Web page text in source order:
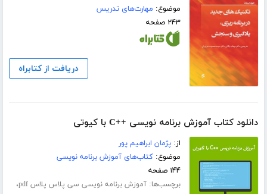
موضوع: مهارت‌های تدریس
۲۴۳ صفحه
دریافت از کتابراه
دانلود کتاب آموزش برنامه نویسی ++C با کیوتی
از:پژمان ابراهیم پور
موضوع:کتاب‌های آموزش برنامه نویسی
۱۴۴ صفحه
برچسب‌ها:آموزش برنامه نویسی سی پلاس پلاس pdf ،